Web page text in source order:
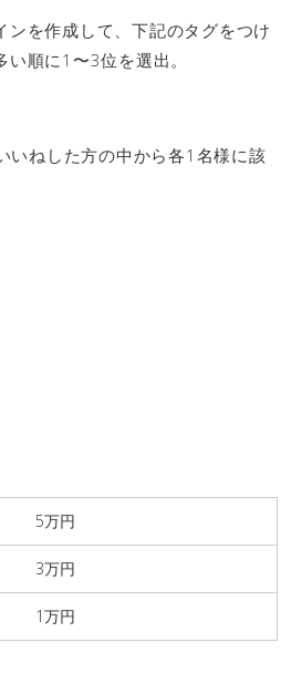
を作成して、下記のタグをつけ
順に1〜3位を選出。
いねした方の中から各1名様に該
5万円
3万円
1万円